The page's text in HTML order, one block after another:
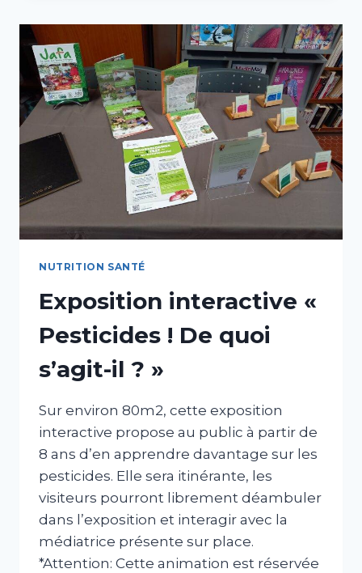
MIEUX
GÉRER
»
–
RÉSERVÉ
AUX
SCOLAIRES
NUTRITION SANTÉ
Exposition interactive «
Pesticides ! De quoi
s’agit-il ? »
Sur environ 80m2, cette exposition
interactive propose au public à partir de
8 ans d’en apprendre davantage sur les
pesticides. Elle sera itinérante, les
visiteurs pourront librement déambuler
dans l’exposition et interagir avec la
médiatrice présente sur place.
*Attention: Cette animation est réservée